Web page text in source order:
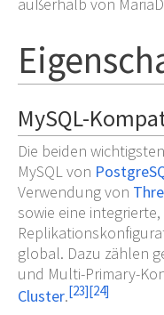
außerhalb von
MySQL-
Die beiden
MySQL von
Verwendung von
sowie eine
global. Dazu zählen
und Multi-Primary-
Cluster.[23][24]